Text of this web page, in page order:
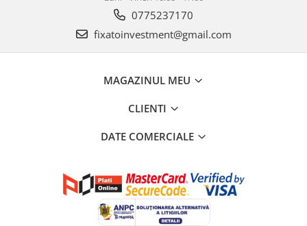
0775237170
fixatoinvestment@gmail.com
MAGAZINUL MEU
CLIENTI
DATE COMERCIALE